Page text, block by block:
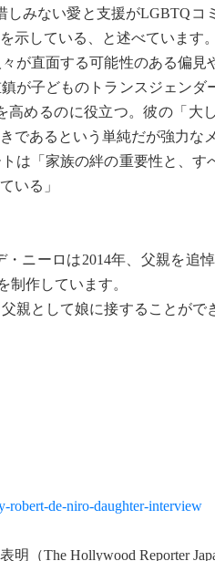
みない愛と支援がLGBTQコ
示している、と述べています。
が直面する可能性のある偏
が子どものトランスジェンダ
めるのに役立つ。彼の「大
あるという単純だが強力な
は「家族の絆の重要性と、す
いる」
ニーロは2014年、父親を追
制作しています。
親として娘に接することがで
robert-de-niro-daughter-interview
（The Hollywood Reporter